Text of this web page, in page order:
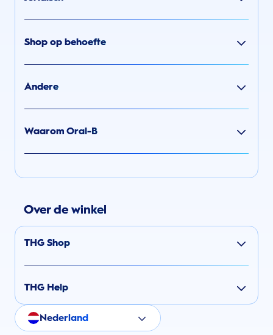
Shop op behoefte
Andere
Waarom Oral-B
Over de winkel
THG Shop
THG Help
Nederland